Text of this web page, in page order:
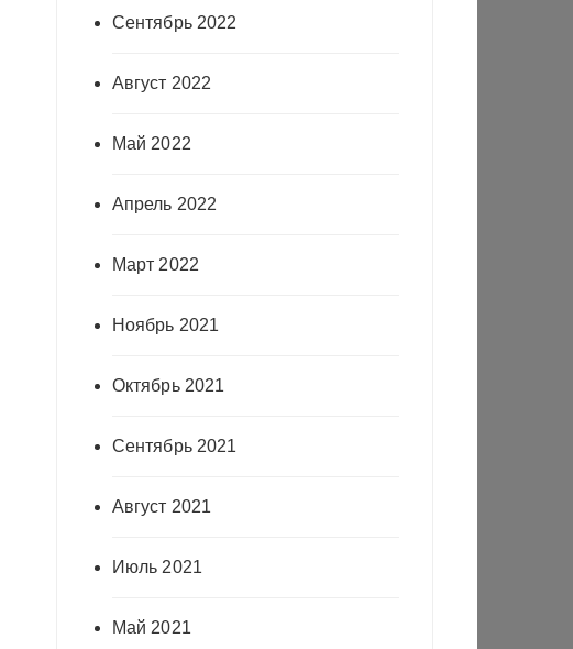
Сентябрь 2022
Август 2022
Май 2022
Апрель 2022
Март 2022
Ноябрь 2021
Октябрь 2021
Сентябрь 2021
Август 2021
Июль 2021
Май 2021